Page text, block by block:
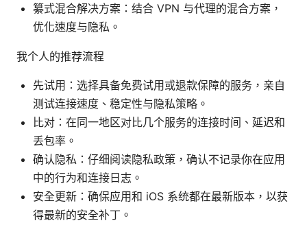
纂式混合解决方案：结合 VPN 与代理的混合方案，
优化速度与隐私。
我个人的推荐流程
先试用：选择具备免费试用或退款保障的服务，亲自
测试连接速度、稳定性与隐私策略。
比对：在同一地区对比几个服务的连接时间、延迟和
丢包率。
确认隐私：仔细阅读隐私政策，确认不记录你在应用
中的行为和连接日志。
安全更新：确保应用和 iOS 系统都在最新版本，以获
得最新的安全补丁。